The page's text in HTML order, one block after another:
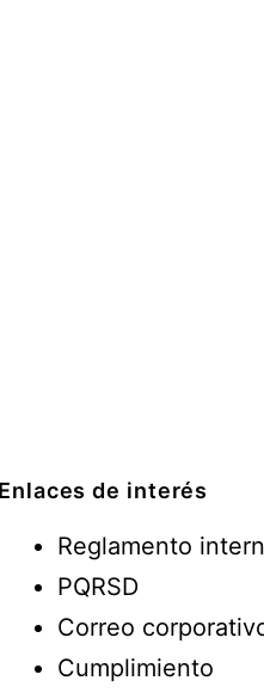
Enlaces de interés
Reglamento
PQRSD
Correo
Cumplimiento